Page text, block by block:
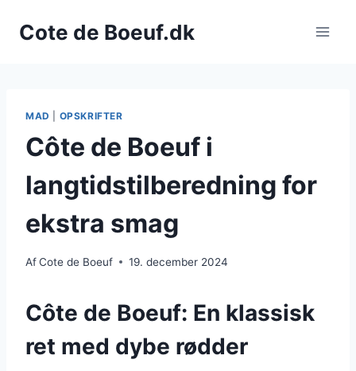
Cote de Boeuf.dk
MAD OPSKRIFTER
Côte de Boeuf i
langtidstilberedning for
ekstra smag
AfCote de Boeuf 19. december 2024
Côte de Boeuf: En klassisk
ret med dybe rødder